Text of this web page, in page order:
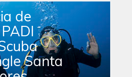
de
Santa